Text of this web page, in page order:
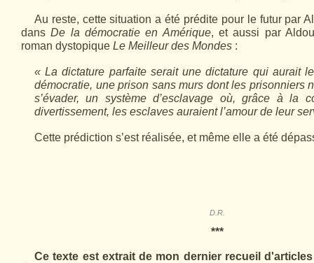
Au reste, cette situation a été prédite pour le futur par
dansDe la démocratie en Amérique, et aussi par
roman dystopique Le Meilleur des Mondes :
« La dictature parfaite serait une dictature qui aurait
démocratie, une prison sans murs dont les prisonniers
s’évader, un système d’escla­vage où, grâce à la
divertissement, les esclaves auraient l’amour de leur
Cette prédiction s’est réalisée, et même elle a été
D.R.
***
Ce texte est extrait de mon dernier recueil d'articles